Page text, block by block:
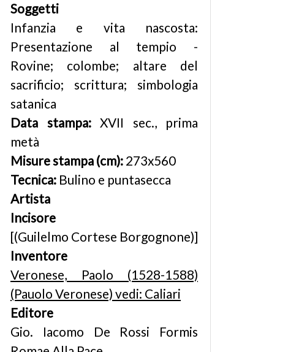
Soggetti
Infanzia e vita nascosta:
Presentazione al tempio -
Rovine; colombe; altare del
sacrificio; scrittura; simbologia
satanica
Data stampa: XVII sec., prima
metà
Misure stampa (cm): 273x560
Tecnica: Bulino e puntasecca
Artista
Incisore
[(Guilelmo Cortese Borgognone)]
Inventore
Veronese, Paolo (1528-1588)
(Pauolo Veronese) vedi: Caliari
Editore
Gio. Iacomo De Rossi Formis